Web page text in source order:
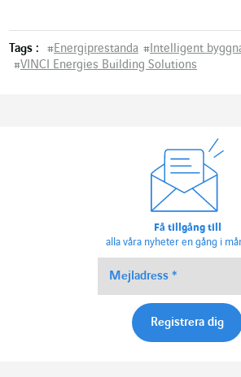
Tags : #Energiprestanda # Intelligent
#VINCI Energies Building Solutions
Få tillgång till
alla våra nyheter en gång i